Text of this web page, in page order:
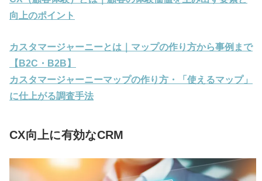
向上のポイント
カスタマージャーニーとは｜マップの作り方から事例まで
【B2C・B2B】
カスタマージャーニーマップの作り方・「使えるマップ」
に仕上がる調査手法
CX向上に有効なCRM